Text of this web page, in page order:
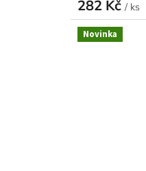
282 Kč / ks
Novinka